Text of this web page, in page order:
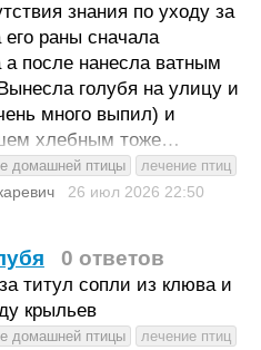
знания по уходу за
раны сначала
после нанесла ватным
голубя на улицу и
много выпил) и
хлебным тоже…
домашней птицы
лечение птиц
26 июл 2026 22:50
0 ответов
титул сопли из клюва и
крыльев
домашней птицы
лечение птиц